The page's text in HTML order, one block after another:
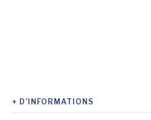
+ D’INFORMATIONS